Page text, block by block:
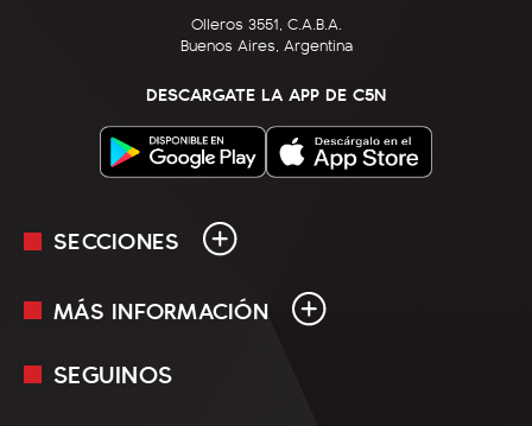
Olleros 3551, C.A.B.A.
Buenos Aires, Argentina
DESCARGATE LA APP DE C5N
SECCIONES
En Vivo
MÁS INFORMACIÓN
Mediakit
SEGUINOS